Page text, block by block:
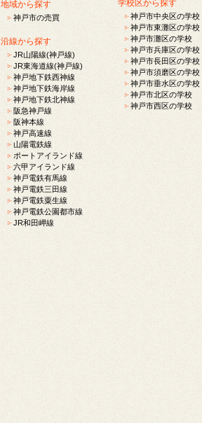
地域から探す
神戸市の売買
沿線から探す
JR山陽線(神戸線)
JR東海道線(神戸線)
神戸地下鉄西神線
神戸地下鉄海岸線
神戸地下鉄北神線
阪急神戸線
阪神本線
神戸高速線
山陽電鉄線
ポートアイランド線
六甲アイランド線
神戸電鉄有馬線
神戸電鉄三田線
神戸電鉄粟生線
神戸電鉄公園都市線
JR和田岬線
学校区から探す
神戸市中央区の学校
神戸市東灘区の学校
神戸市灘区の学校
神戸市兵庫区の学校
神戸市長田区の学校
神戸市須磨区の学校
神戸市垂水区の学校
神戸市北区の学校
神戸市西区の学校